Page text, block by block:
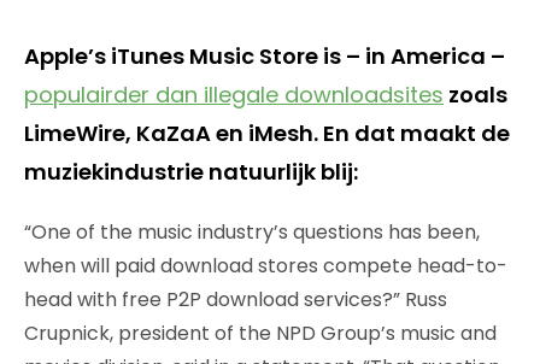
Apple’s iTunes Music Store is – in America –
populairder dan illegale downloadsites zoals
LimeWire, KaZaA en iMesh. En dat maakt de
muziekindustrie natuurlijk blij:
“One of the music industry’s questions has been,
when will paid download stores compete head-to-
head with free P2P download services?” Russ
Crupnick, president of the NPD Group’s music and